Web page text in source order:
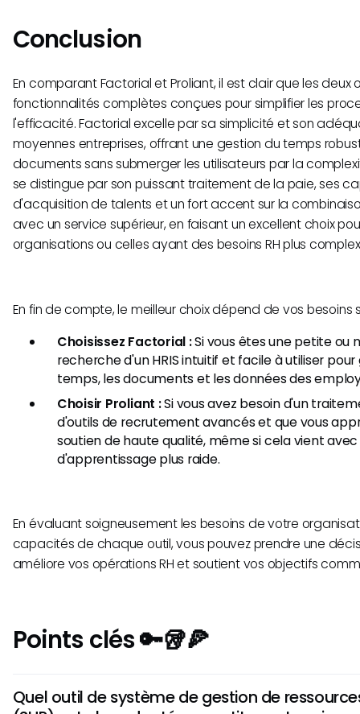
Conclusion
En comparant Factorial et Proliant, il est clair que les deux
fonctionnalités complètes conçues pour simplifier les
l'efficacité. Factorial excelle par sa simplicité et son
moyennes entreprises, offrant une gestion du temps
documents sans submerger les utilisateurs par la
se distingue par son puissant traitement de la paie, ses
d'acquisition de talents et un fort accent sur la
avec un service supérieur, en faisant un excellent choix
organisations ou celles ayant des besoins RH plus
En fin de compte, le meilleur choix dépend de vos besoins
Choisissez Factorial :Si vous êtes une petite ou
recherche d'un HRIS intuitif et facile à utiliser
temps, les documents et les données des
Choisir Proliant :Si vous avez besoin d'un
d'outils de recrutement avancés et que vous
soutien de haute qualité, même si cela vient
d'apprentissage plus raide.
En évaluant soigneusement les besoins de votre
capacités de chaque outil, vous pouvez prendre une
améliore vos opérations RH et soutient vos objectifs
Points clés 🔑🥡🍕
Quel outil de système de gestion de